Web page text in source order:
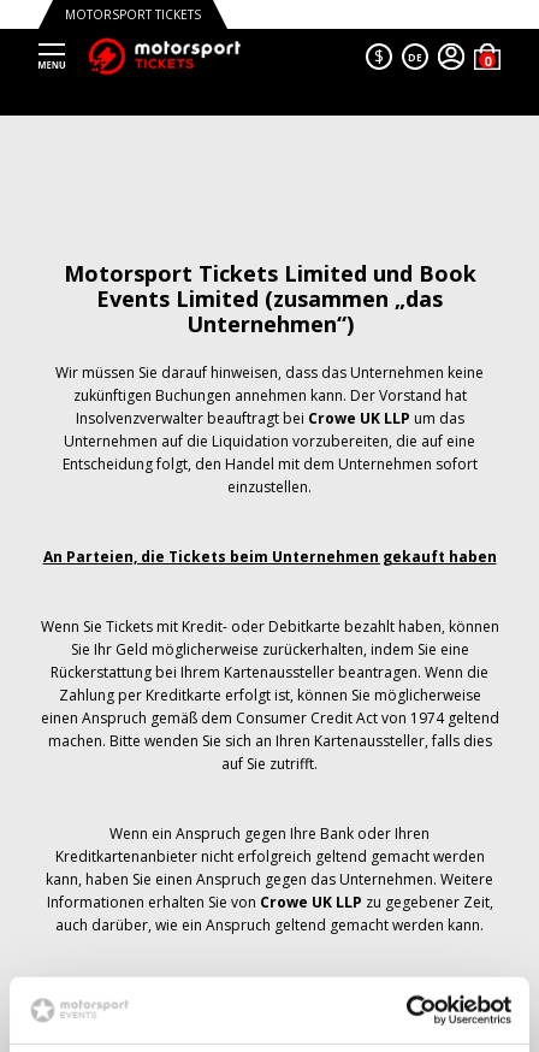
MOTORSPORT TICKETS
$ DE
Motorsport Tickets Limited und Book
Events Limited (zusammen „das
Unternehmen“)
Wir müssen Sie darauf hinweisen, dass das Unternehmen keine
zukünftigen Buchungen annehmen kann. Der Vorstand hat
Insolvenzverwalter beauftragt bei Crowe UK LLP um das
Unternehmen auf die Liquidation vorzubereiten, die auf eine
Entscheidung folgt, den Handel mit dem Unternehmen sofort
einzustellen.
An Parteien, die Tickets beim Unternehmen gekauft haben
Wenn Sie Tickets mit Kredit- oder Debitkarte bezahlt haben, können
Sie Ihr Geld möglicherweise zurückerhalten, indem Sie eine
Rückerstattung bei Ihrem Kartenaussteller beantragen. Wenn die
Zahlung per Kreditkarte erfolgt ist, können Sie möglicherweise
einen Anspruch gemäß dem Consumer Credit Act von 1974 geltend
machen. Bitte wenden Sie sich an Ihren Kartenaussteller, falls dies
auf Sie zutrifft.
Wenn ein Anspruch gegen Ihre Bank oder Ihren
Kreditkartenanbieter nicht erfolgreich geltend gemacht werden
kann, haben Sie einen Anspruch gegen das Unternehmen. Weitere
Informationen erhalten Sie von Crowe UK LLP zu gegebener Zeit,
auch darüber, wie ein Anspruch geltend gemacht werden kann.
Sie haben eine Stornierungsmitteilung
bezüglich Ihrer Ticketbestellung erhalten, Ihre Buchung wurde nicht
storniert und es wird erwartet, dass Sie die von Ihnen bestellten